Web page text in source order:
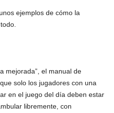
ejemplos de cómo la
mejorada”, el manual de
solo los jugadores con una
en el juego del día deben estar
libremente, con